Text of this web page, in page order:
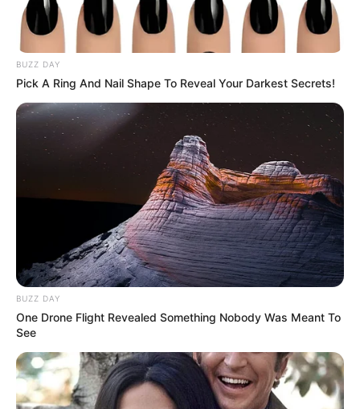
Besucher die Tier- und Pflanzenwelt des Landes
Brandenburg kennen lernen. Informationen unterw
ww.naturkundemuseum-potsdam.de
Gedenkstätte Lindenstraße 54/55 in Potsdam - An
die Opfer politischer Gewalt im 20. Jahrhundert wird
in einem ehemaligen Gerichts- und
Gefängniskomplex erinnert. Die Einrichtung wurde
sowohl von den Nazis als auch von der
Staatssicherheit der DDR für die Verfolgung
politischer Gegner missbraucht. Weitere
Informationen mit der Internetsuche:Gedenkstätte Li
ndenstraße in Potsdam.
Villa Schöningen an der Glienicker Brücke -
Jahrzehntelang geriet die von West-Berlin nach
Potsdam führende Glienicker Brücke regelmäßig in
die Schlagzeilen, wenn hier während des Kalten
ausgetauscht wurden. Heute informiert das Museum
in der Villa Schöningen an diese Ereignisse.
Außerdem wird in der Villa und im Skulpturengarten
BUZZ DAY
Pick A Ring And Nail Shape To Reveal Your Darkest Secrets!
BUZZ DAY
One Drone Flight Revealed Something Nobody Was Meant To
See